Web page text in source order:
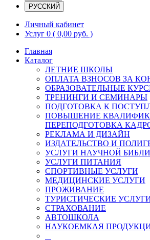
РУССКИЙ
Личный кабинет
Услуг 0 ( 0,00 руб. )
Главная
Каталог
ЛЕТНИЕ ШКОЛЫ
ОПЛАТА ВЗНОСОВ ЗА
ОБРАЗОВАТЕЛЬНЫЕ
ТРЕНИНГИ И СЕМИНАРЫ
ПОДГОТОВКА К
ПОВЫШЕНИЕ
ПЕРЕПОДГОТОВКА
РЕКЛАМА И ДИЗАЙН
ИЗДАТЕЛЬСТВО И
УСЛУГИ НАУЧНОЙ
УСЛУГИ ПИТАНИЯ
СПОРТИВНЫЕ УСЛУГИ
МЕДИЦИНСКИЕ УСЛУГИ
ПРОЖИВАНИЕ
ТУРИСТИЧЕСКИЕ
СТРАХОВАНИЕ
АВТОШКОЛА
НАУКОЕМКАЯ